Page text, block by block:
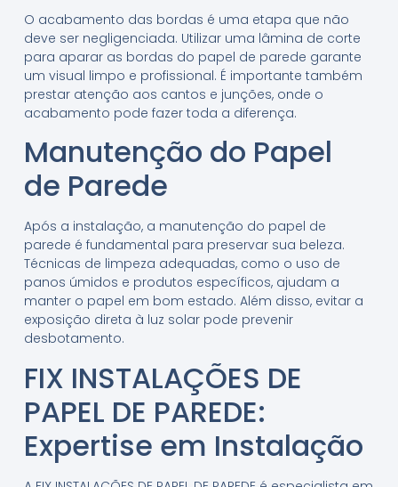
O acabamento das bordas é uma etapa que não
deve ser negligenciada. Utilizar uma lâmina de corte
para aparar as bordas do papel de parede garante
um visual limpo e profissional. É importante também
prestar atenção aos cantos e junções, onde o
acabamento pode fazer toda a diferença.
Manutenção do Papel
de Parede
Após a instalação, a manutenção do papel de
parede é fundamental para preservar sua beleza.
Técnicas de limpeza adequadas, como o uso de
panos úmidos e produtos específicos, ajudam a
manter o papel em bom estado. Além disso, evitar a
exposição direta à luz solar pode prevenir
desbotamento.
FIX INSTALAÇÕES DE
PAPEL DE PAREDE:
Expertise em Instalação